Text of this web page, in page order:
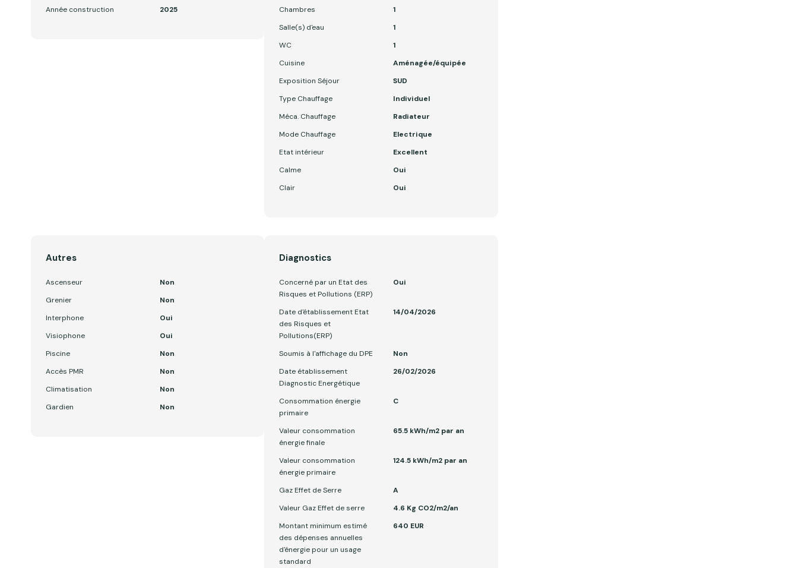
Année construction
2025
Chambres
1
Salle(s) d'eau
1
WC
1
Cuisine
Aménagée/équipée
Exposition Séjour
SUD
Type Chauffage
Individuel
Méca. Chauffage
Radiateur
Mode Chauffage
Electrique
Etat intérieur
Excellent
Calme
Oui
Clair
Oui
Autres
Ascenseur
Non
Grenier
Non
Interphone
Oui
Visiophone
Oui
Piscine
Non
Accès PMR
Non
Climatisation
Non
Gardien
Non
Diagnostics
Concerné par un Etat des
Risques et Pollutions (ERP)
Oui
Date d'établissement Etat
des Risques et
Pollutions(ERP)
14/04/2026
Soumis à l'affichage du DPE
Non
Date établissement
Diagnostic Energétique
26/02/2026
Consommation énergie
primaire
C
Valeur consommation
énergie finale
65.5 kWh/m2 par an
Valeur consommation
énergie primaire
124.5 kWh/m2 par an
Gaz Effet de Serre
A
Valeur Gaz Effet de serre
4.6 Kg CO2/m2/an
Montant minimum estimé
des dépenses annuelles
d'énergie pour un usage
standard
640 EUR